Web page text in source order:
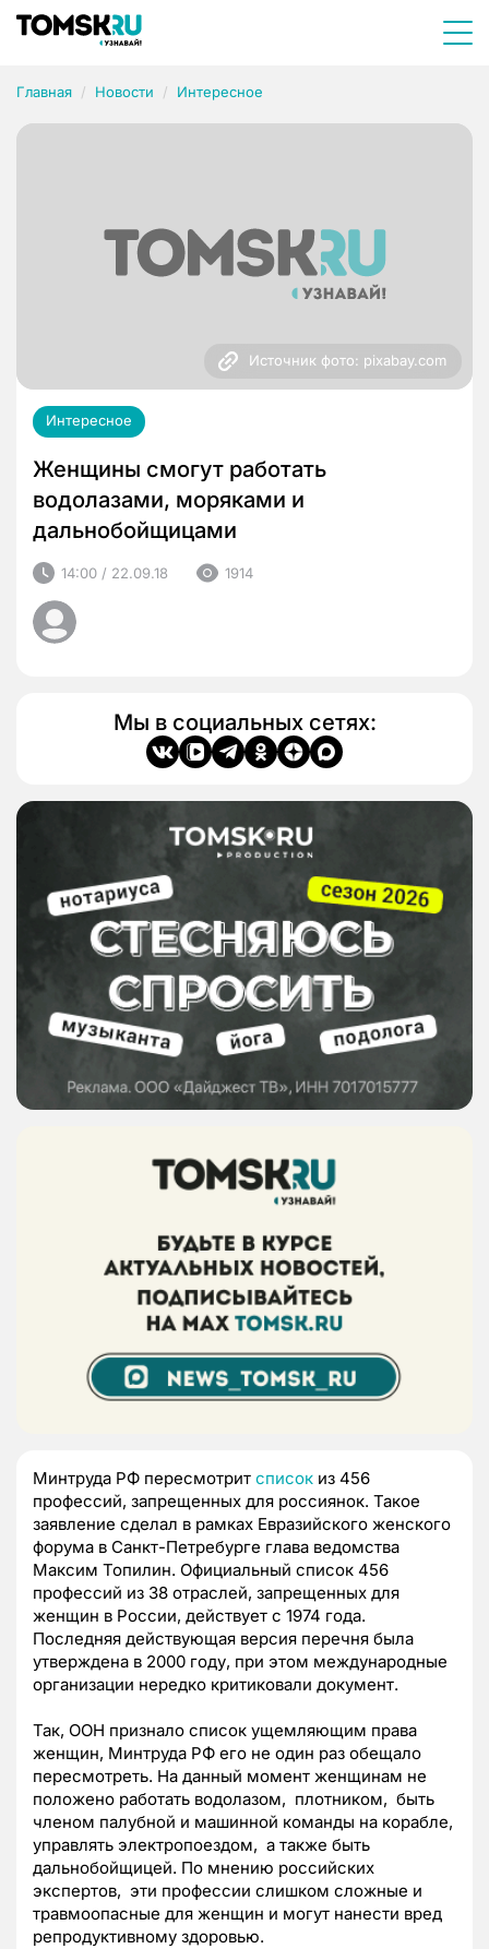
Главная Новости Интересное
Источник фото: pixabay.com
Интересное
Женщины смогут работать
водолазами, моряками и
дальнобойщицами
14:00 / 22.09.18 1914
Мы в социальных сетях:
Минтруда РФ пересмотрит список из 456
профессий, запрещенных для россиянок. Такое
заявление сделал в рамках Евразийского женского
форума в Санкт-Петребурге глава ведомства
Максим Топилин. Официальный список 456
профессий из 38 отраслей, запрещенных для
женщин в России, действует с 1974 года.
Последняя действующая версия перечня была
утверждена в 2000 году, при этом международные
организации нередко критиковали документ.
Так, ООН признало список ущемляющим права
женщин, Минтруда РФ его не один раз обещало
пересмотреть. На данный момент женщинам не
положено работать водолазом, плотником, быть
членом палубной и машинной команды на корабле,
управлять электропоездом, а также быть
дальнобойщицей. По мнению российских
экспертов, эти профессии слишком сложные и
травмоопасные для женщин и могут нанести вред
репродуктивному здоровью.